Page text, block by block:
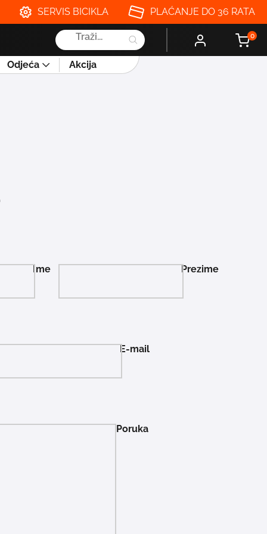
SERVIS BICIKLA PLAĆANJE DO 36 RATA
Products
search
0
Odjeća Akcija
Ime Prezime
E-mail
Poruka